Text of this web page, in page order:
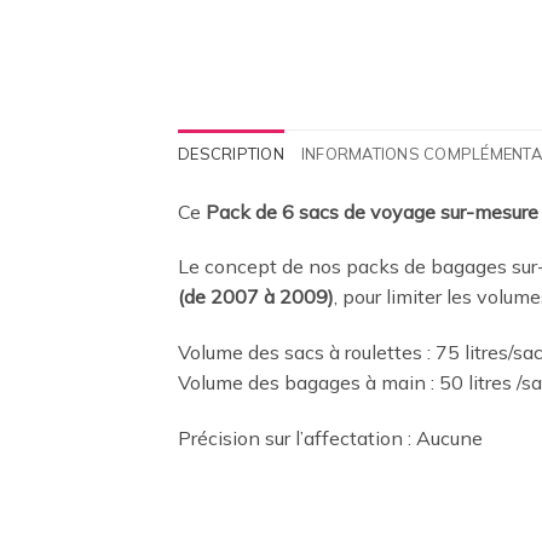
DESCRIPTION INFORMATIONS
Ce Pack de 6 sacs de voyage sur-mesure
Le concept de nos packs de bagages
(de 2007 à 2009), pour limiter les
Volume des sacs à roulettes : 75 litres/sac
Volume des bagages à main : 50 litres /
Précision sur l’affectation : Aucune